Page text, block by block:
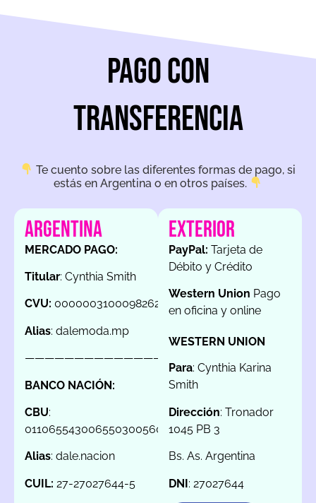
pago con
transferencia
Te cuento sobre las diferentes formas de pago, si
estás en Argentina o en otros países.
ARGENTINA
MERCADO PAGO:
Titular: Cynthia Smith
CVU: 0000003100098262047536
Alias: dalemoda.mp
———————————————
BANCO NACIÓN:
CBU:
0110655430065503005601
Alias: dale.nacion
CUIL: 27-27027644-5
EXTERIOR
PayPal: Tarjeta de
Débito y Crédito
Western Union Pago
en oficina y online
WESTERN UNION
Para: Cynthia Karina
Smith
Dirección: Tronador
1045 PB 3
Bs. As. Argentina
DNI: 27027644